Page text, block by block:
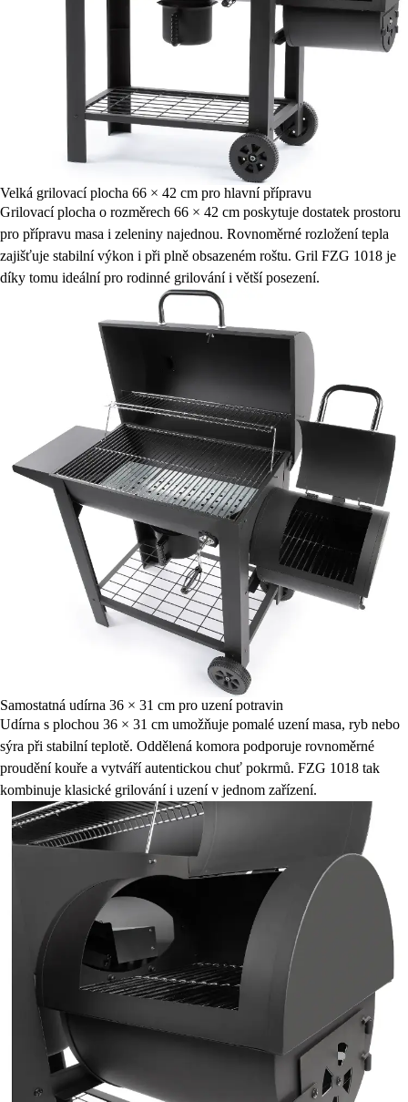
Velká grilovací plocha 66 × 42 cm pro hlavní přípravu
Grilovací plocha o rozměrech 66 × 42 cm poskytuje dostatek prostoru
pro přípravu masa i zeleniny najednou. Rovnoměrné rozložení tepla
zajišťuje stabilní výkon i při plně obsazeném roštu. Gril FZG 1018 je
díky tomu ideální pro rodinné grilování i větší posezení.
Samostatná udírna 36 × 31 cm pro uzení potravin
Udírna s plochou 36 × 31 cm umožňuje pomalé uzení masa, ryb nebo
sýra při stabilní teplotě. Oddělená komora podporuje rovnoměrné
proudění kouře a vytváří autentickou chuť pokrmů. FZG 1018 tak
kombinuje klasické grilování i uzení v jednom zařízení.